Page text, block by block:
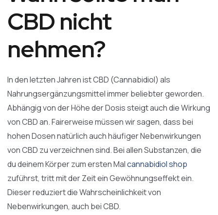
CBD nicht
nehmen?
In den letzten Jahren ist CBD (Cannabidiol) als
Nahrungsergänzungsmittel immer beliebter geworden.
Abhängig von der Höhe der Dosis steigt auch die Wirkung
von CBD an. Fairerweise müssen wir sagen, dass bei
hohen Dosen natürlich auch häufiger Nebenwirkungen
von CBD zu verzeichnen sind. Bei allen Substanzen, die
du deinem Körper zum ersten Malcannabidiol shop
zuführst, tritt mit der Zeit ein Gewöhnungseffekt ein.
Dieser reduziert die Wahrscheinlichkeit von
Nebenwirkungen, auch bei CBD.